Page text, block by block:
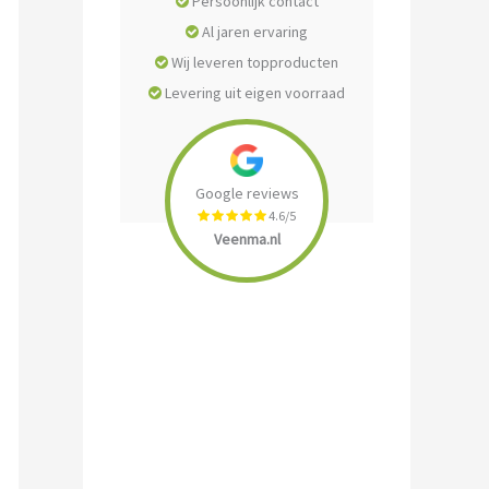
Al jaren ervaring
Wij leveren topproducten
Levering uit eigen voorraad
Google reviews
4.6/5
Veenma.nl